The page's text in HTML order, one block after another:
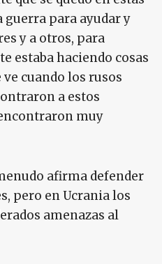
guerra para ayudar y
y a otros, para
estaba haciendo cosas
ve cuando los rusos
a estos
muy
afirma defender
pero en Ucrania los
amenazas al